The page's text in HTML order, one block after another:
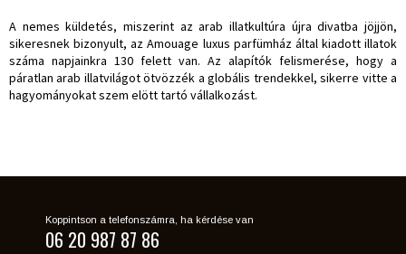
A nemes küldetés, miszerint az arab illatkultúra újra divatba jöjjön,
sikeresnek bizonyult, az Amouage luxus parfümház által kiadott illatok
száma napjainkra 130 felett van. Az alapítók felismerése, hogy a
páratlan arab illatvilágot ötvözzék a globális trendekkel, sikerre vitte a
hagyományokat szem elött tartó vállalkozást.
Koppintson a telefonszámra, ha kérdése van
06 20 987 87 86